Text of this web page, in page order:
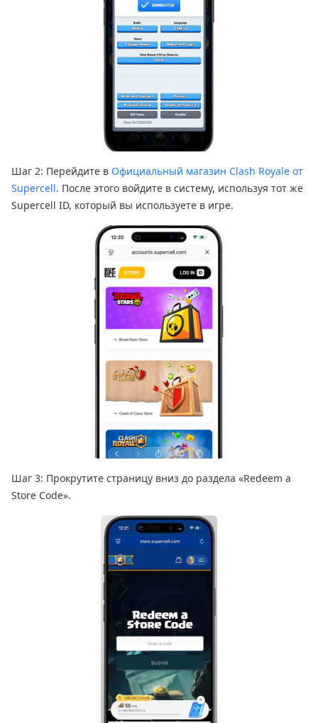
Шаг 2: Перейдите в Официальный магазин Clash Royale от
Supercell. После этого войдите в систему, используя тот же
Supercell ID, который вы используете в игре.
Шаг 3: Прокрутите страницу вниз до раздела «Redeem a
Store Code».